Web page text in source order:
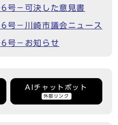
－可決した意見書
－川崎市議会ニュース
号－お知らせ
AIチャットボット
外部リンク